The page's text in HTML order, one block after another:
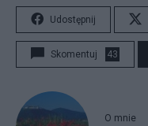
Udostępnij
Skomentuj 43
O mnie